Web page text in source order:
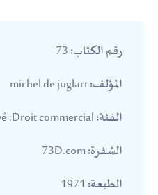
رقم الكتاب:
المؤلف:
الفئة:
الشفرة:
الطبعة: